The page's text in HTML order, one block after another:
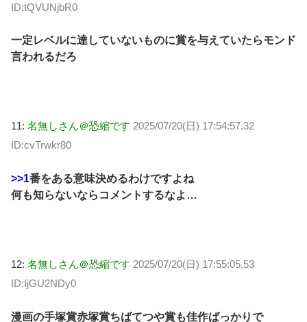
ID:tQVUNjbR0
一定レベルに達していないものに賞を与えていたらモンド
言われるだろ
11: 名無しさん＠恐縮です 2025/07/20(日) 17:54:57.32
ID:cvTrwkr80
>>1番をある意味決めるわけですよね
何も知らないならコメントするなよ…
12: 名無しさん＠恐縮です 2025/07/20(日) 17:55:05.53
ID:IjGU2NDy0
漫画の手塚賞赤塚賞ちばてつや賞も佳作ばっかりで